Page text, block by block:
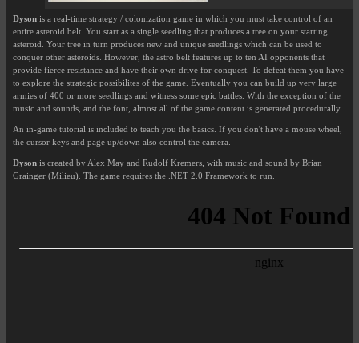
Dyson is a real-time strategy / colonization game in which you must take control of an
entire asteroid belt. You start as a single seedling that produces a tree on your starting
asteroid. Your tree in turn produces new and unique seedlings which can be used to
conquer other asteroids. However, the astro belt features up to ten AI opponents that
provide fierce resistance and have their own drive for conquest. To defeat them you have
to explore the strategic possibilites of the game. Eventually you can build up very large
armies of 400 or more seedlings and witness some epic battles. With the exception of the
music and sounds, and the font, almost all of the game content is generated procedurally.
An in-game tutorial is included to teach you the basics. If you don't have a mouse wheel,
the cursor keys and page up/down also control the camera.
Dyson is created by Alex May and Rudolf Kremers, with music and sound by Brian
Grainger (Milieu). The game requires the .NET 2.0 Framework to run.